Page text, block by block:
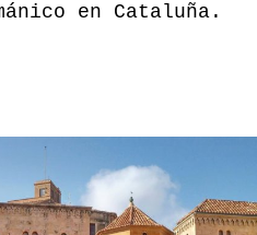
en Cataluña.